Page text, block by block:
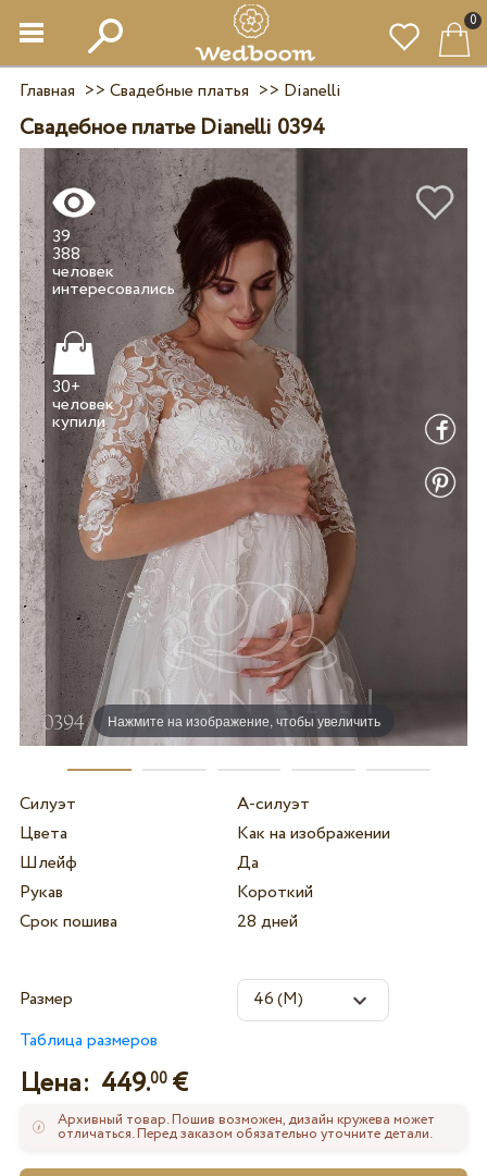
0
Главная >> Свадебные платья >> Dianelli
Свадебное платье Dianelli 0394
Нажмите на изображение, чтобы увеличить
39
388
человек
интересовались
30+
человек
купили
Силуэт
А-силуэт
Цвета
Как на изображении
Шлейф
Да
Рукав
Короткий
Срок пошива
28 дней
Размер
Таблица размеров
Цена: 449.00€
Архивный товар. Пошив возможен, дизайн кружева может
отличаться. Перед заказом обязательно уточните детали.